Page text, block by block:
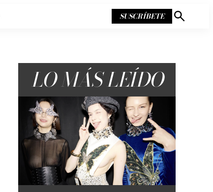
SUSCRÍBETE
Mostrar
LO MÁS LEÍDO